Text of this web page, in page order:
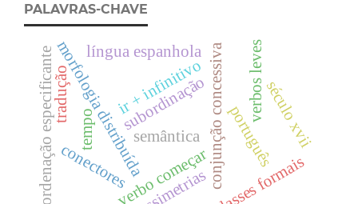
PALAVRAS-CHAVE
verbo começarconjunção concessiva
morfologia distribuída
classes formais
subordinação
coordenação especificante português
conectores
verbos leves
semântica
tempo
ir + infinitivo
assimetrias
século xvii
língua espanhola
tradução